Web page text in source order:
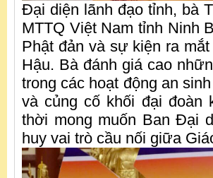
Đại diện lãnh đạo tỉnh, bà
MTTQ Việt Nam tỉnh Ninh
Phật đản và sự kiện ra
Hậu. Bà đánh giá cao
trong các hoạt động an
và củng cố khối đại đoàn
thời mong muốn Ban Đại
huy vai trò cầu nối giữa